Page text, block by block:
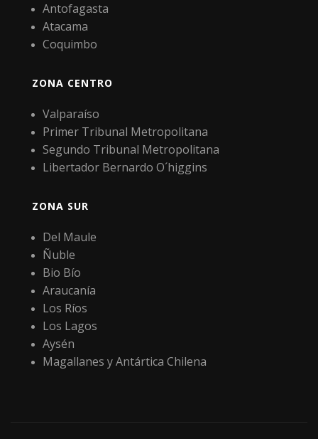
Antofagasta
Atacama
Coquimbo
ZONA CENTRO
Valparaíso
Primer Tribunal Metropolitana
Segundo Tribunal Metropolitana
Libertador Bernardo O´higgins
ZONA SUR
Del Maule
Ñuble
Bio Bío
Araucanía
Los Ríos
Los Lagos
Aysén
Magallanes y Antártica Chilena